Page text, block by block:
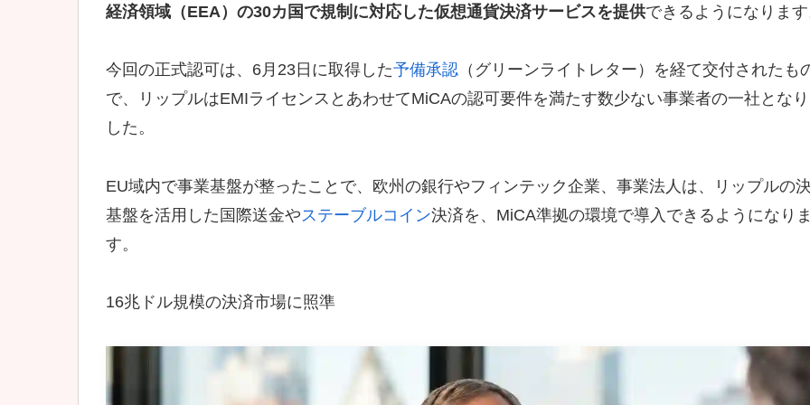
経済領域（EEA）の30カ国で規制に対応した仮想通貨決済サービスを提供できるようになりま
今回の正式認可は、6月23日に取得した予備承認 （グリーンライトレター）を経て交付されたも
で、リップルはEMIライセンスとあわせてMiCAの認可要件を満たす数少ない事業者の一社とな
した。
EU域内で事業基盤が整ったことで、欧州の銀行やフィンテック企業、事業法人は、リップルの
基盤を活用した国際送金や ステーブルコイン決済を、MiCA準拠の環境で導入できるようになり
す。
16兆ドル規模の決済市場に照準